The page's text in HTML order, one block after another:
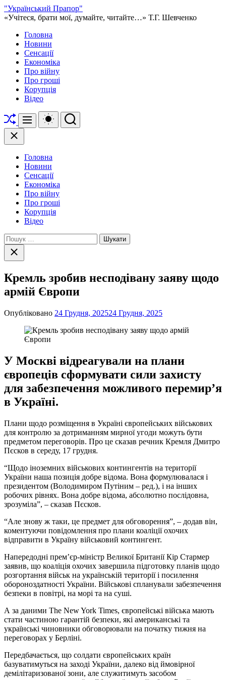
Перейти
до
"Український Прапор"
«Учітеся, брати мої, думайте, читайте…» Т.Г. Шевченко
Головна
Новини
Сенсації
Економіка
Про війну
Про гроші
Корупція
Відео
Перетасувати
Меню
Перемикач
кольорового
Пошук
Закрити
Головна
Новини
Сенсації
Економіка
Про війну
Про гроші
Корупція
Відео
Пошук:
Закрити
пошук
Кремль зробив несподівану заяву щодо
армій Європи
Опубліковано 24 Грудня, 202524 Грудня, 2025
У Москві відреагували на плани
європеців сформувати сили захисту
для забезпечення можливого перемир’я
в Україні.
Плани щодо розміщення в Україні європейських військових
для контролю за дотриманням мирної угоди можуть бути
предметом переговорів. Про це сказав речник Кремля Дмитро
Пєсков в середу, 17 грудня.
“Щодо іноземних військових контингентів на території
України наша позиція добре відома. Вона формулювалася і
президентом (Володимиром Путіним – ред.), і на інших
робочих рівнях. Вона добре відома, абсолютно послідовна,
зрозуміла”, – сказав Пєсков.
“Але знову ж таки, це предмет для обговорення”, – додав він,
коментуючи повідомлення про плани коаліції охочих
відправити в Україну військовий контингент.
Напередодні прем’єр-міністр Великої Британії Кір Стармер
заявив, що коаліція охочих завершила підготовку планів щодо
розгортання військ на українській території і посилення
обороноздатності України. Військові спланували забезпечення
безпеки в повітрі, на морі та на суші.
А за даними The New York Times, європейські війська мають
стати частиною гарантій безпеки, які американські та
українські чиновники обговорювали на початку тижня на
переговорах у Берліні.
Передбачається, що солдати європейських країн
базуватимуться на заході України, далеко від ймовірної
демілітаризованої зони, але служитимуть засобом